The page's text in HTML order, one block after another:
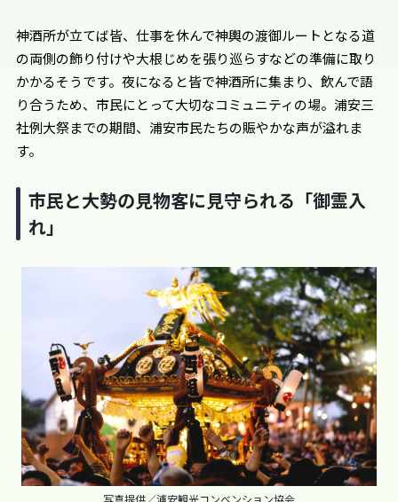
神酒所が立てば皆、仕事を休んで神輿の渡御ルートとなる道
の両側の飾り付けや大根じめを張り巡らすなどの準備に取り
かかるそうです。夜になると皆で神酒所に集まり、飲んで語
り合うため、市民にとって大切なコミュニティの場。浦安三
社例大祭までの期間、浦安市民たちの賑やかな声が溢れま
す。
市民と大勢の見物客に見守られる「御霊入
れ」
写真提供／浦安観光コンベンション協会